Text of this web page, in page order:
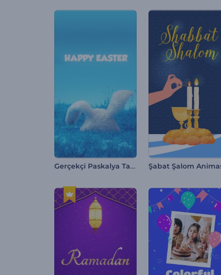
Gerçekçi Paskalya Tavşanı İntro